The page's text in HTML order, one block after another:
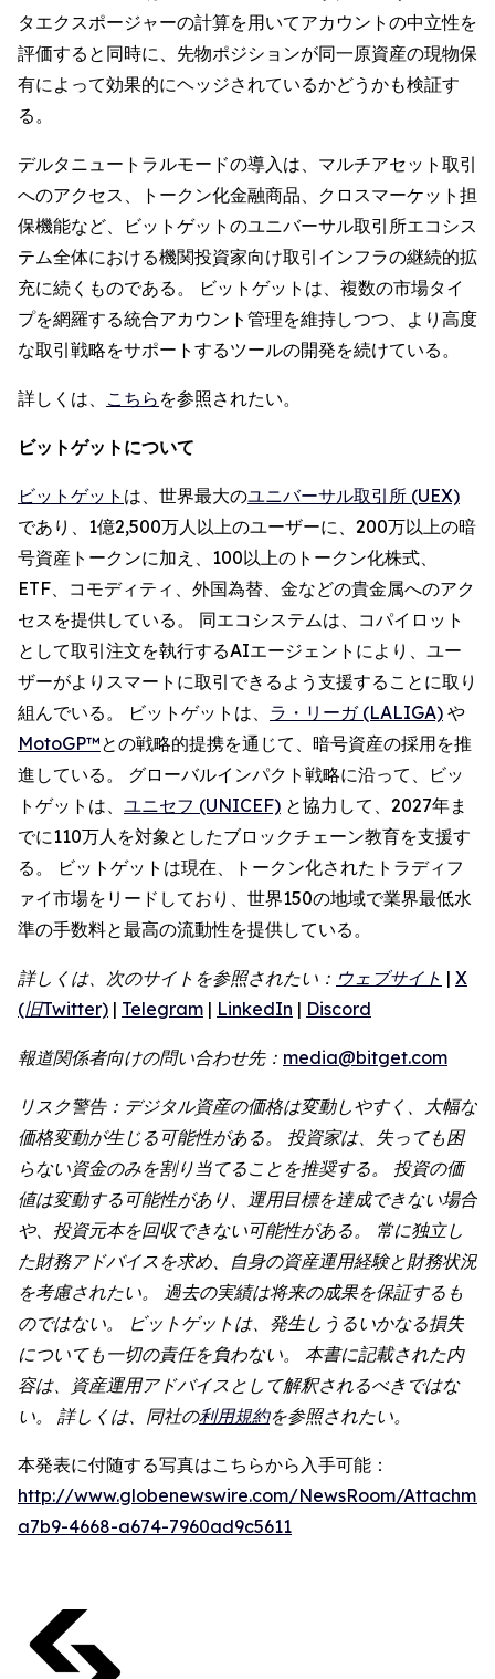
タエクスポージャーの計算を用いてアカウントの中立性を
評価すると同時に、先物ポジションが同一原資産の現物保
有によって効果的にヘッジされているかどうかも検証す
る。
デルタニュートラルモードの導入は、マルチアセット取引
へのアクセス、トークン化金融商品、クロスマーケット担
保機能など、ビットゲットのユニバーサル取引所エコシス
テム全体における機関投資家向け取引インフラの継続的拡
充に続くものである。 ビットゲットは、複数の市場タイ
プを網羅する統合アカウント管理を維持しつつ、より高度
な取引戦略をサポートするツールの開発を続けている。
詳しくは、 こちら を参照されたい。
ビットゲットについて
ビットゲット は、世界最大のユニバーサル取引所 (UEX)
であり、1億2,500万人以上のユーザーに、200万以上の暗
号資産トークンに加え、100以上のトークン化株式、
ETF、コモディティ、外国為替、金などの貴金属へのアク
セスを提供している。 同エコシステムは、コパイロット
として取引注文を執行するAIエージェントにより、ユー
ザーがよりスマートに取引できるよう支援することに取り
組んでいる。 ビットゲットは、 ラ・リーガ (LALIGA) や
MotoGP™との戦略的提携を通じて、暗号資産の採用を推
進している。 グローバルインパクト戦略に沿って、ビッ
トゲットは、 ユニセフ (UNICEF) と協力して、2027年ま
でに110万人を対象としたブロックチェーン教育を支援す
る。 ビットゲットは現在、トークン化されたトラディフ
ァイ市場をリードしており、世界150の地域で業界最低水
準の手数料と最高の流動性を提供している。
詳しくは、次のサイトを参照されたい： ウェブサイト | X
(旧Twitter) | Telegram | LinkedIn | Discord
報道関係者向けの問い合わせ先： media@bitget.com
リスク警告：デジタル資産の価格は変動しやすく、大幅な
価格変動が生じる可能性がある。 投資家は、失っても困
らない資金のみを割り当てることを推奨する。 投資の価
値は変動する可能性があり、運用目標を達成できない場合
や、投資元本を回収できない可能性がある。 常に独立し
た財務アドバイスを求め、自身の資産運用経験と財務状況
を考慮されたい。 過去の実績は将来の成果を保証するも
のではない。 ビットゲットは、発生しうるいかなる損失
についても一切の責任を負わない。 本書に記載された内
容は、資産運用アドバイスとして解釈されるべきではな
い。 詳しくは、同社の利用規約を参照されたい。
本発表に付随する写真はこちらから入手可能：
http://www.globenewswire.com/NewsRoom/
a7b9-4668-a674-7960ad9c5611